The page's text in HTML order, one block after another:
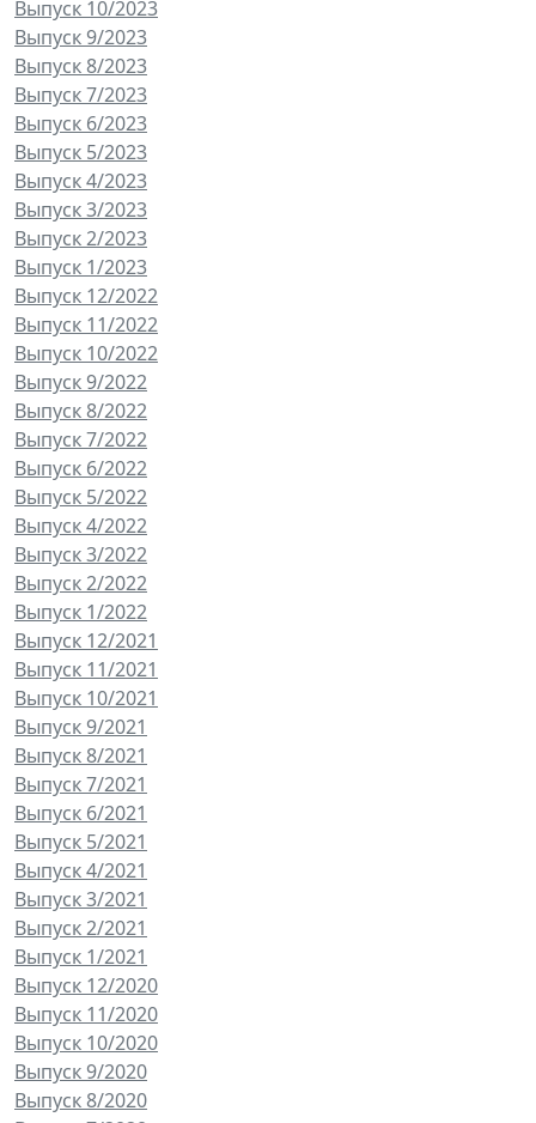
Выпуск 10/2023
Выпуск 9/2023
Выпуск 8/2023
Выпуск 7/2023
Выпуск 6/2023
Выпуск 5/2023
Выпуск 4/2023
Выпуск 3/2023
Выпуск 2/2023
Выпуск 1/2023
Выпуск 12/2022
Выпуск 11/2022
Выпуск 10/2022
Выпуск 9/2022
Выпуск 8/2022
Выпуск 7/2022
Выпуск 6/2022
Выпуск 5/2022
Выпуск 4/2022
Выпуск 3/2022
Выпуск 2/2022
Выпуск 1/2022
Выпуск 12/2021
Выпуск 11/2021
Выпуск 10/2021
Выпуск 9/2021
Выпуск 8/2021
Выпуск 7/2021
Выпуск 6/2021
Выпуск 5/2021
Выпуск 4/2021
Выпуск 3/2021
Выпуск 2/2021
Выпуск 1/2021
Выпуск 12/2020
Выпуск 11/2020
Выпуск 10/2020
Выпуск 9/2020
Выпуск 8/2020